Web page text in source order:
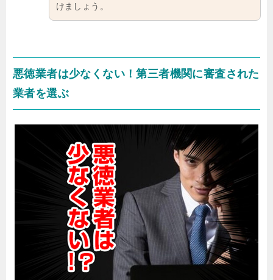
けましょう。
悪徳業者は少なくない！第三者機関に審査された
業者を選ぶ